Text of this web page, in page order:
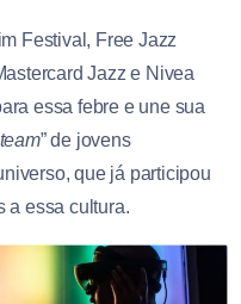
Festival, Free Jazz
Jazz e Nivea
essa febre e une sua
” de jovens
que já participou
a essa cultura.